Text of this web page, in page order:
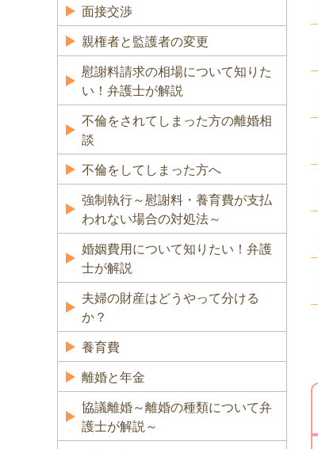
面接交渉
親権者と監護者の変更
慰謝料請求の相場について知りた
い！弁護士が解説
不倫をされてしまった方の離婚相
談
不倫をしてしまった方へ
強制執行～慰謝料・養育費が支払
われない場合の対処法～
婚姻費用について知りたい！弁護
士が解説
夫婦の財産はどうやって分ける
か？
養育費
離婚と年金
協議離婚～離婚の種類について弁
護士が解説～